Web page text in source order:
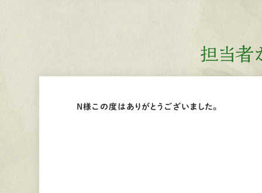
担当者
N様この度はありがとうございました。